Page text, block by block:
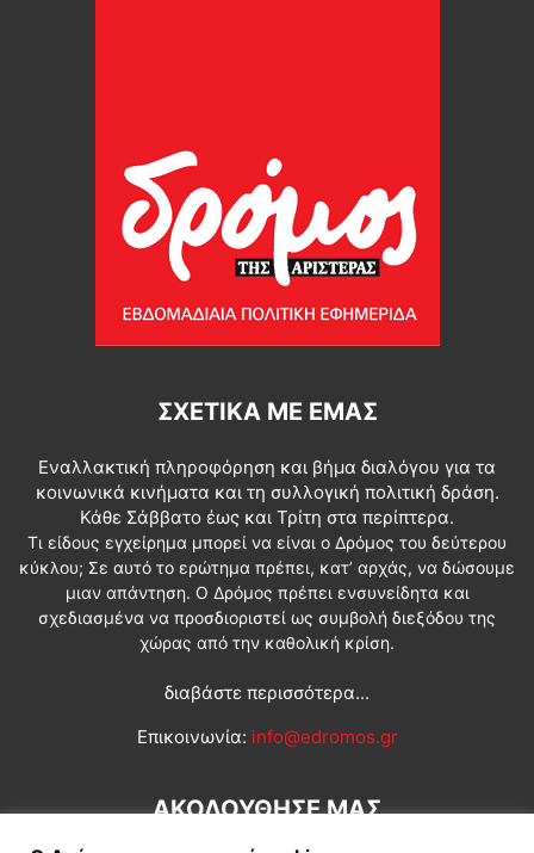
ΣΧΕΤΙΚΆ ΜΕ ΕΜΆΣ
Εναλλακτική πληροφόρηση και βήμα διαλόγου για τα
κοινωνικά κινήματα και τη συλλογική πολιτική δράση.
Κάθε Σάββατο έως και Τρίτη στα περίπτερα.
Τι είδους εγχείρημα μπορεί να είναι ο Δρόμος του δεύτερου
κύκλου; Σε αυτό το ερώτημα πρέπει, κατ’ αρχάς, να δώσουμε
μιαν απάντηση. Ο Δρόμος πρέπει ενσυνείδητα και
σχεδιασμένα να προσδιοριστεί ως συμβολή διεξόδου της
χώρας από την καθολική κρίση.
διαβάστε περισσότερα...
Επικοινωνία: info@edromos.gr
ΑΚΟΛΟΥΘΗΣΕ ΜΑΣ